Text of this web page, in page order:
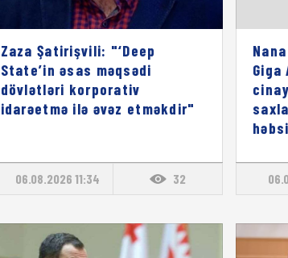
Zaza Şatirişvili: "‘Deep
State’in əsas məqsədi
dövlətləri korporativ
idarəetmə ilə əvəz etməkdir"
06.08.2026 11:34 32
Giga